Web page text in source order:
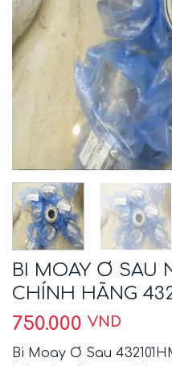
BI MOAY Ơ SAU
CHÍNH HÃNG
750.000 VND
Bi Moay Ơ Sau